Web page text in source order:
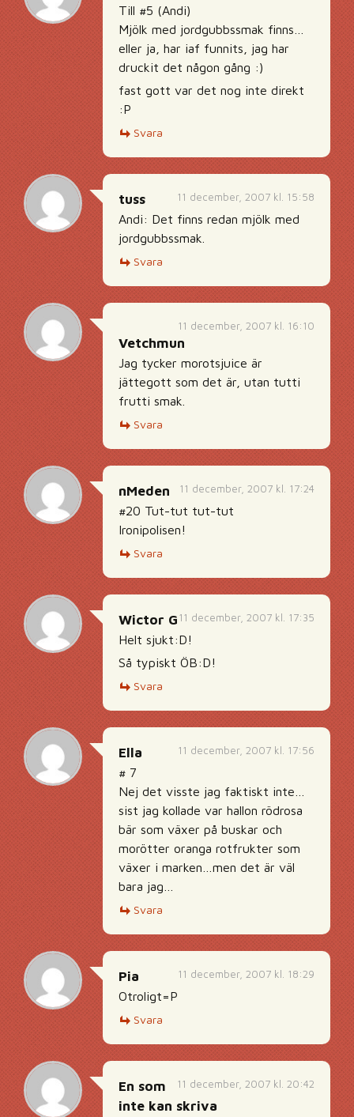
Till #5 (Andi)
Mjölk med jordgubbssmak finns…
eller ja, har iaf funnits, jag har
druckit det någon gång :)
fast gott var det nog inte direkt
:P
Svara
11 december, 2007 kl. 15:58
tuss
Andi: Det finns redan mjölk med
jordgubbssmak.
Svara
11 december, 2007 kl. 16:10
Vetchmun
Jag tycker morotsjuice är
jättegott som det är, utan tutti
frutti smak.
Svara
11 december, 2007 kl. 17:24
nMeden
#20 Tut-tut tut-tut
Ironipolisen!
Svara
11 december, 2007 kl. 17:35
Wictor G
Helt sjukt:D!
Så typiskt ÖB:D!
Svara
11 december, 2007 kl. 17:56
Ella
# 7
Nej det visste jag faktiskt inte…
sist jag kollade var hallon rödrosa
bär som växer på buskar och
morötter oranga rotfrukter som
växer i marken…men det är väl
bara jag…
Svara
11 december, 2007 kl. 18:29
Pia
Otroligt=P
Svara
11 december, 2007 kl. 20:42
En som
inte kan skriva